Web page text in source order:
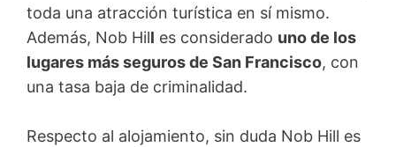
toda una atracción turística en sí mismo.
Además, Nob Hill es considerado uno de los
lugares más seguros de San Francisco, con
una tasa baja de criminalidad.
Respecto al alojamiento, sin duda Nob Hill es